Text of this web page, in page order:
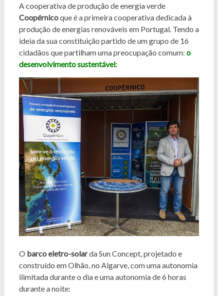
A cooperativa de produção de energia verde
Coopérnicoque é a primeira cooperativa dedicada à
produção de energias renováveis em Portugal. Tendo a
ideia da sua constituição partido de um grupo de 16
cidadãos que partilham uma preocupação comum: o
desenvolvimento sustentável:
O barco eletro-solarda Sun Concept, projetado e
construído em Olhão, no Algarve, com uma autonomia
ilimitada durante o dia e uma autonomia de 6 horas
durante a noite: